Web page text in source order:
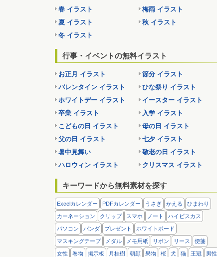
春 イラスト
梅雨 イラスト
夏 イラスト
秋 イラスト
冬 イラスト
行事・イベントの無料イラスト
お正月 イラスト
節分 イラスト
バレンタイン イラスト
ひな祭り イラスト
ホワイトデー イラスト
イースター イラスト
卒業 イラスト
入学 イラスト
こどもの日 イラスト
母の日 イラスト
父の日 イラスト
七夕 イラスト
暑中見舞い
敬老の日 イラスト
ハロウィン イラスト
クリスマス イラスト
キーワードから無料素材を探す
Excelカレンダー PDFカレンダー うさぎ かえる ひまわり
カーネーション クリップ スマホ ノート ハイビスカス
パソコン パンダ プレゼント ホワイトボード
マスキングテープ メダル メモ用紙 リボン リース 便箋
女性 巻物 掲示板 月桂樹 朝顔 果物 桜 犬 猫 王冠 男性